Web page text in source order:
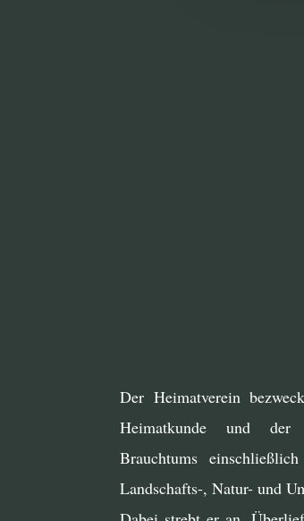
Der Heimatverein
Heimatkunde und der
Brauchtums
Landschafts-, Natur- und